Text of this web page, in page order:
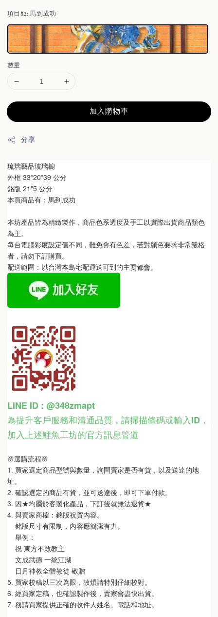
項目52: 馬到成功
數量
加入購物車
分享
琉璃藝品玻璃櫥
外框 33*20*39 公分
銘版 21*5 公分
本頁商品有：馬到成功
本坊產品皆為精緻製作，商品色系透度及手工以實際出貨商品顏色
為主。
每台電腦彩度設定值不同，難免會有色差，若對顏色要求非常嚴格
者，請勿下訂購買。
配送範圍：以台灣本島宅配運送可到的主要都會。
LINE ID : @348zmapt
為提升客戶服務和溝通品質，請掃描條碼或輸入ID ，
加入上述鯉魚工坊的官方訊息管道
🌸選購流程🌸
1. 買家選定商品型號與數量，詢問賣家是否有貨，以及送達的地
址。
2. 確認選定的商品有貨，並可送達後，即可下單付款。
3. 因★均屬於客製化產品，下訂後就無法退貨★
4. 與賣家商榷：銘版祝賀內容。
銘版尺寸有限制，內容應簡潔有力。
舉例：
祝 東方不敗教主
文成武德 一統江湖
日月神教全體教徒 敬贈
5. 買家校稿以三次為限，故煩請特別仔細校對。
6. 經買家定稿，也確認製作後，賣家會盡快出貨。
7. 務請買家提供正確的收件人姓名、電話和地址。